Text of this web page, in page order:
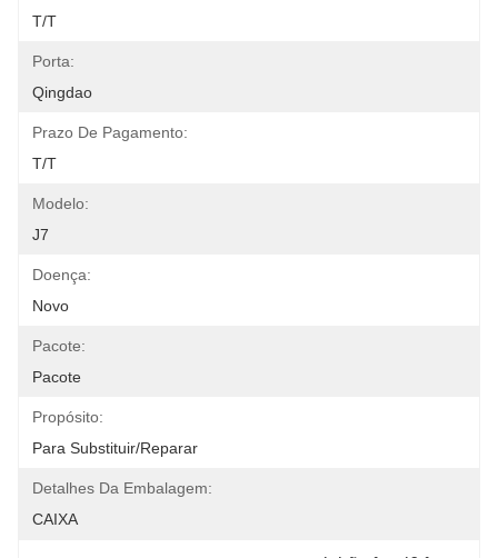
T/T
Porta:
Qingdao
Prazo De Pagamento:
T/T
Modelo:
J7
Doença:
Novo
Pacote:
Pacote
Propósito:
Para Substituir/reparar
Detalhes Da Embalagem:
CAIXA